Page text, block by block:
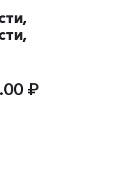
₽.
₽Текущая